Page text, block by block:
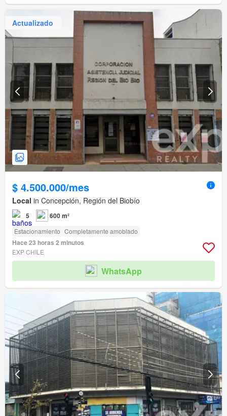
Actualizado
$ 4.500.000/mes
Local in Concepción, Región del Biobío
5 600 m²
Estacionamiento Completamente amoblado
Hace 23 horas 2 minutos
EXP CHILE
WhatsApp